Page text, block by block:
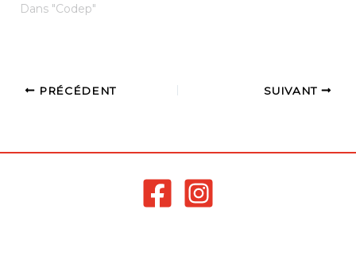
clubs recevront d'ici
connaitre leurs
Dans "Codep"
PRÉCÉDENT SUIVANT